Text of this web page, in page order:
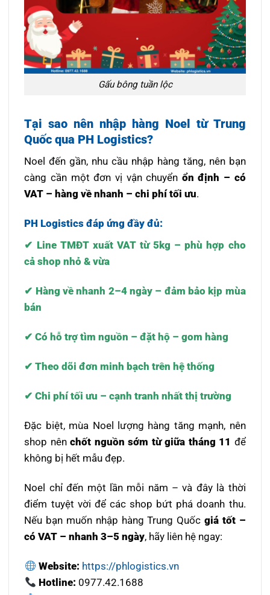
Gấu bông tuần lộc
Tại sao nên nhập hàng Noel từ Trung
Quốc qua PH Logistics?
Noel đến gần, nhu cầu nhập hàng tăng, nên bạn
càng cần một đơn vị vận chuyển ổn định – có
VAT – hàng về nhanh – chi phí tối ưu.
PH Logistics đáp ứng đầy đủ:
✔ Line TMĐT xuất VAT từ 5kg – phù hợp cho
cả shop nhỏ & vừa
✔ Hàng về nhanh 2–4 ngày – đảm bảo kịp mùa
bán
✔ Có hỗ trợ tìm nguồn – đặt hộ – gom hàng
✔ Theo dõi đơn minh bạch trên hệ thống
✔ Chi phí tối ưu – cạnh tranh nhất thị trường
Đặc biệt, mùa Noel lượng hàng tăng mạnh, nên
shop nênchốt nguồn sớm từ giữa tháng 11 để
không bị hết mẫu đẹp.
Noel chỉ đến một lần mỗi năm – và đây là thời
điểm tuyệt vời để các shop bứt phá doanh thu.
Nếu bạn muốn nhập hàng Trung Quốc giá tốt –
có VAT – nhanh 3–5 ngày, hãy liên hệ ngay:
Website: https://phlogistics.vn
Hotline: 0977.42.1688